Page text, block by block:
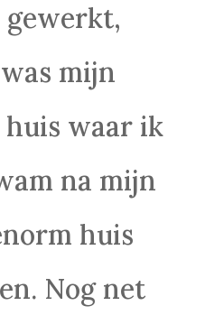
gewerkt,
mijn
huis waar ik
na mijn
huis
Nog net